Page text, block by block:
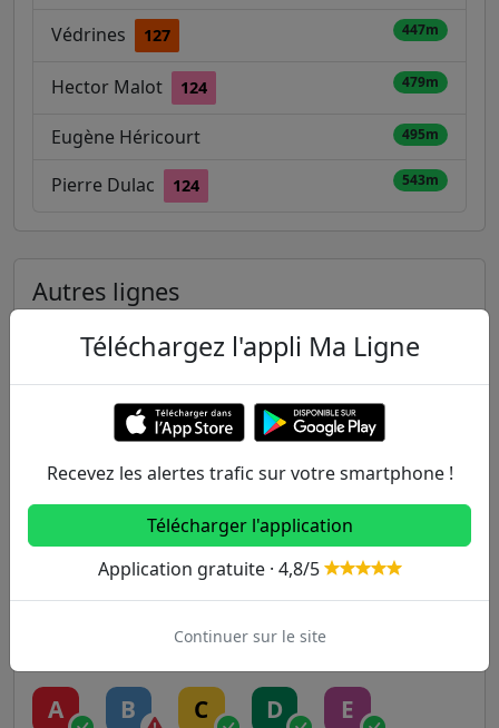
Védrines 127 447m
Hector Malot 124 479m
Eugène Héricourt 495m
Pierre Dulac 124 543m
Autres lignes
Metro
1 2 3 3B 4
11 12 13
A B C D E
Téléchargez l'appli Ma Ligne
Recevez les alertes trafic sur votre smartphone !
Télécharger l'application
Application gratuite · 4,8/5
Continuer sur le site